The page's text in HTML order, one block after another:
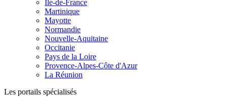
Ile-de-France
Martinique
Mayotte
Normandie
Nouvelle-Aquitaine
Occitanie
Pays de la Loire
Provence-Alpes-Côte d'Azur
La Réunion
Les portails spécialisés